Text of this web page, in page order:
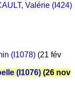
Valérie (I424)
(I1078)(21 fév
(I1076)(26 nov